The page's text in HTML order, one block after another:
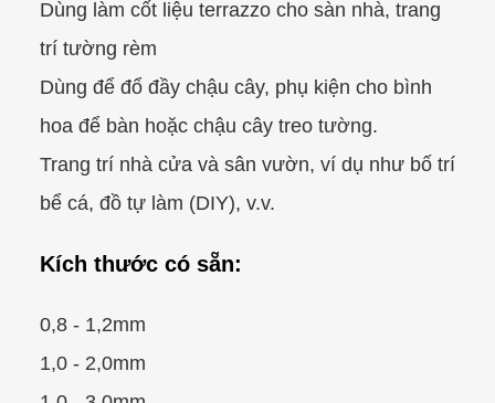
Dùng làm cốt liệu terrazzo cho sàn nhà, trang
trí tường rèm
Dùng để đổ đầy chậu cây, phụ kiện cho bình
hoa để bàn hoặc chậu cây treo tường.
Trang trí nhà cửa và sân vườn, ví dụ như bố trí
bể cá, đồ tự làm (DIY), v.v.
Kích thước có sẵn:
0,8 - 1,2mm
1,0 - 2,0mm